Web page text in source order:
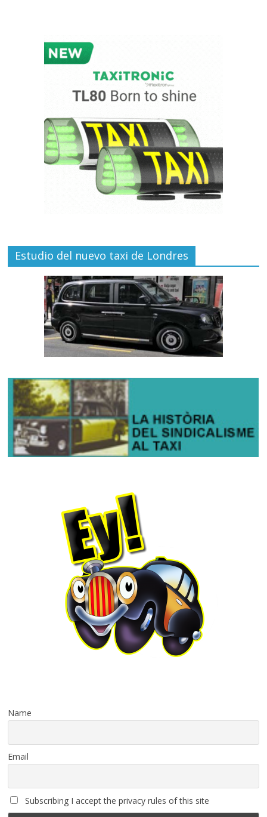
Estudio del nuevo taxi de Londres
Name
Email
Subscribing I accept the privacy rules of this site